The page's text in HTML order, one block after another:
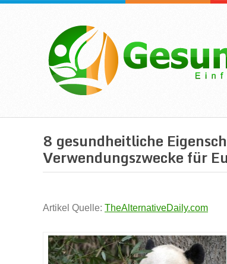
8 gesundheitliche
Verwendungszwecke für
Artikel Quelle: TheAlternativeDaily.com